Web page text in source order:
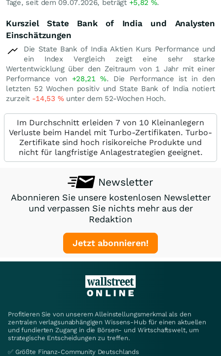
Tage, seit dem 09.07.2026, beträgt +5,82 %.
Kursziel State Bank of India und Analysten
Einschätzungen
Die State Bank of India Aktien Kurs Performance und
ein Index Vergleich zeigt eine sehr starke
Wertentwicklung über den Zeitraum von 1 Jahr mit einer
Performance von +28,21%. Die Performance ist in den
letzten 52 Wochen positiv und State Bank of India notiert
zurzeit -14,53 %unter dem 52-Wochen Hoch.
Im Durchschnitt erleiden 7 von 10 Kleinanlegern
Verluste beim Handel mit Turbo-Zertifikaten. Turbo-
Zertifikate sind hoch risikoreiche Produkte und
nicht für langfristige Anlagestrategien geeignet.
Newsletter
Abonnieren Sie unsere kostenlosen Newsletter
und verpassen Sie nichts mehr aus der
Redaktion
Jetzt abonnieren!
Profitieren Sie von unserem Alleinstellungsmerkmal als den
zentralen verlagsunabhängigen Wissens-Hub für einen aktuellen
und fundierten Zugang in die Börsen- und Wirtschaftswelt, um
strategische Entscheidungen zu treffen.
✅ Größte Finanz-Community Deutschlands